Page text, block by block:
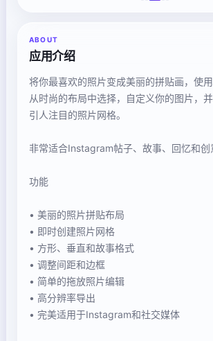
ABOUT
应用介绍
将你最喜欢的照片变成美丽的拼贴画，使用
从时尚的布局中选择，自定义你的图片，
引人注目的照片网格。
非常适合Instagram帖子、故事、回忆和创
功能
• 美丽的照片拼贴布局
• 即时创建照片网格
• 方形、垂直和故事格式
• 调整间距和边框
• 简单的拖放照片编辑
• 高分辨率导出
• 完美适用于Instagram和社交媒体